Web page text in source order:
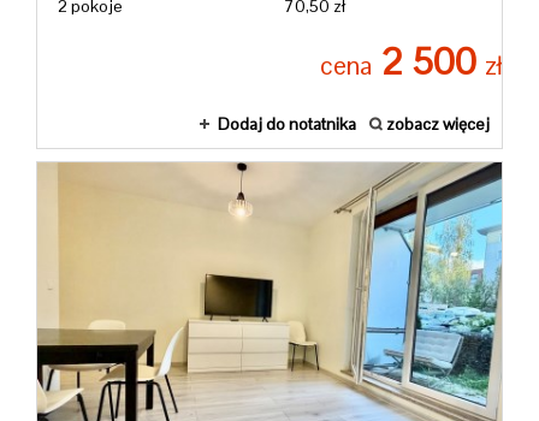
2 pokoje 70,50 zł
cena 2 500 zł
Dodaj do notatnika zobacz więcej